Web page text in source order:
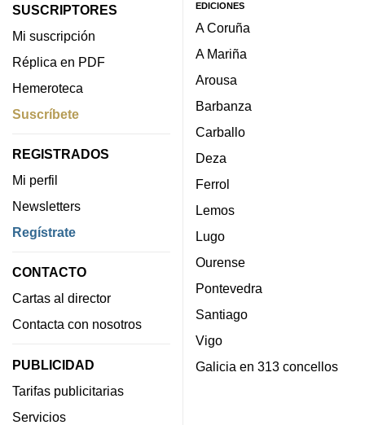
SUSCRIPTORES
Mi suscripción
Réplica en PDF
Hemeroteca
Suscríbete
REGISTRADOS
Mi perfil
Newsletters
Regístrate
CONTACTO
Cartas al director
Contacta con nosotros
PUBLICIDAD
Tarifas publicitarias
Servicios
EDICIONES
A Coruña
A Mariña
Arousa
Barbanza
Carballo
Deza
Ferrol
Lemos
Lugo
Ourense
Pontevedra
Santiago
Vigo
Galicia en 313 concellos